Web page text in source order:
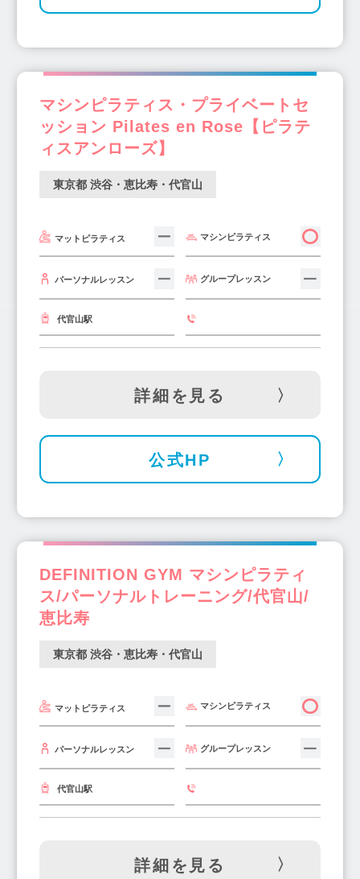
マシンピラティス・プライベートセ
ッション Pilates en Rose【ピラテ
ィスアンローズ】
東京都 渋谷・恵比寿・代官山
マットピラティス マシンピラティス
パーソナルレッスン グループレッスン
代官山駅
詳細を見る
公式HP
DEFINITION GYM マシンピラティ
ス/パーソナルトレーニング/代官山/
恵比寿
東京都 渋谷・恵比寿・代官山
マットピラティス マシンピラティス
パーソナルレッスン グループレッスン
代官山駅
詳細を見る